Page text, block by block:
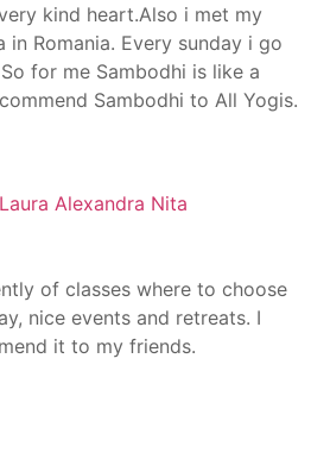
kind heart.Also i met my
Romania. Every sunday i go
for me Sambodhi is like a
Sambodhi to All Yogis.
Laura Alexandra Nita
of classes where to choose
nice events and retreats. I
it to my friends.